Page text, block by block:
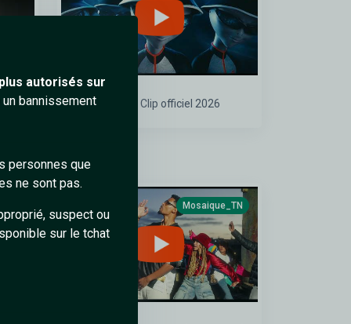
autorisés sur
un bannissement
personnes que
ne sont pas.
suspect ou
sur le tchat
Jul - Parasite Clip officiel 2026
Mosaique_TN